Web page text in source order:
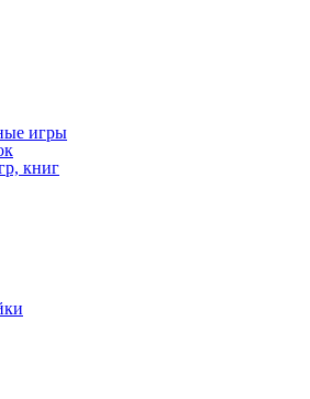
игры
книг